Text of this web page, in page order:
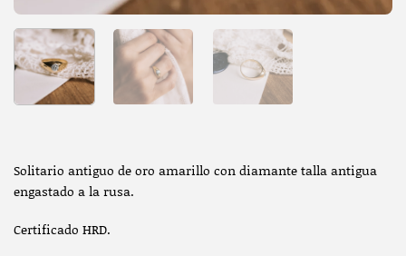
Solitario antiguo de oro amarillo con diamante talla antigua
engastado a la rusa.
Certificado HRD.